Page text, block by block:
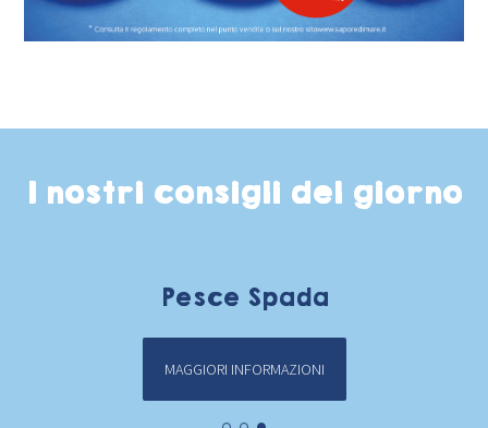
I nostri consigli del giorno
Pesce Spada
MAGGIORI INFORMAZIONI